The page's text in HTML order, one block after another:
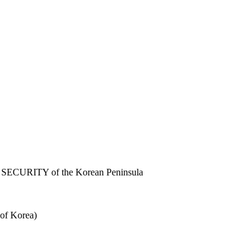
of the Korean Peninsula
Korea)